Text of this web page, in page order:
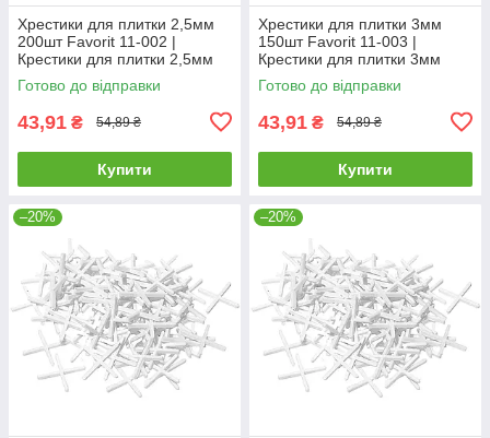
Хрестики для плитки 2,5мм
200шт Favorit 11-002 |
Крестики для плитки 2,5мм
200шт Favorit
Готово до відправки
43,91 ₴ 54,89 ₴
Купити
Хрестики для плитки 3мм
150шт Favorit 11-003 |
Крестики для плитки 3мм
150шт Favorit
Готово до відправки
43,91 ₴ 54,89 ₴
Купити
–20% –20%